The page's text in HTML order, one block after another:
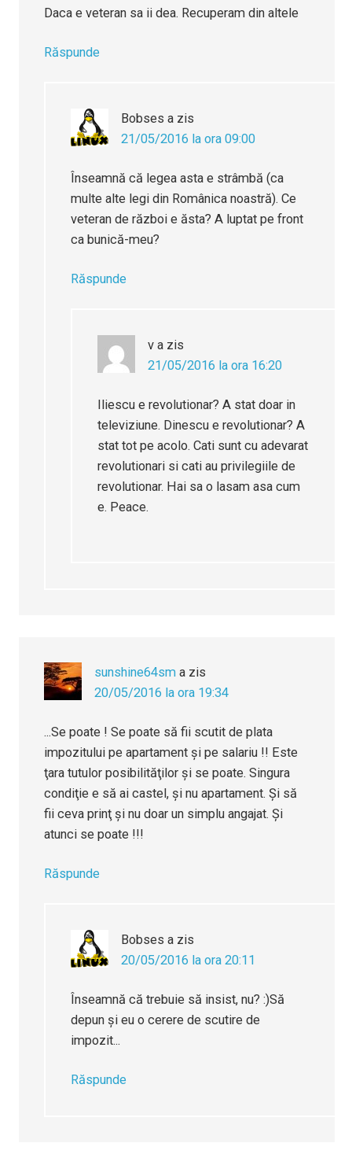
Daca e veteran sa ii dea. Recuperam din altele
Răspunde
Bobses a zis
21/05/2016 la ora 09:00
Înseamnă că legea asta e strâmbă (ca
multe alte legi din Românica noastră). Ce
veteran de război e ăsta? A luptat pe front
ca bunică-meu?
Răspunde
v a zis
21/05/2016 la ora 16:20
Iliescu e revolutionar? A stat doar in
televiziune. Dinescu e revolutionar? A
stat tot pe acolo. Cati sunt cu adevarat
revolutionari si cati au privilegiile de
revolutionar. Hai sa o lasam asa cum
e. Peace.
sunshine64sm a zis
20/05/2016 la ora 19:34
...Se poate ! Se poate să fii scutit de plata
impozitului pe apartament şi pe salariu !! Este
ţara tutulor posibilităţilor şi se poate. Singura
condiţie e să ai castel, şi nu apartament. Şi să
fii ceva prinţ şi nu doar un simplu angajat. Şi
atunci se poate !!!
Răspunde
Bobses a zis
20/05/2016 la ora 20:11
Înseamnă că trebuie să insist, nu? :)Să
depun şi eu o cerere de scutire de
impozit...
Răspunde